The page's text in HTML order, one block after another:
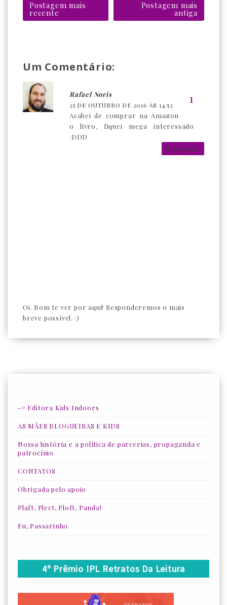
Postagem mais
recente
Postagem mais
antiga
Um Comentário:
Rafael Noris
25 DE OUTUBRO DE 2016 ÀS 14:53
Acabei de comprar na Amazon
o livro, fiquei mega interessado
:DDD
Responder
Oi. Bom te ver por aqui! Responderemos o mais
breve possível. :)
-> Editora Kids Indoors
AS MÃES BLOGUEIRAS E KIDS
Nossa história e a política de parcerias, propaganda e
patrocínio
CONTATOS
Obrigada pelo apoio
Plaft, Plect, Ploft, Panda!
Eu, Passarinho.
4º Prêmio IPL Retratos Da Leitura